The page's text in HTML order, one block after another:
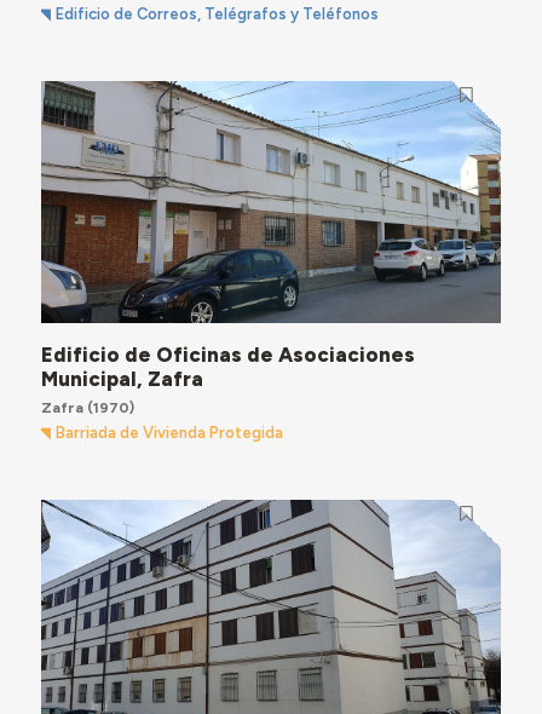
Edificio de Correos, Telégrafos y Teléfonos
Edificio de Oficinas de Asociaciones
Municipal, Zafra
Zafra(1970)
Barriada de Vivienda Protegida